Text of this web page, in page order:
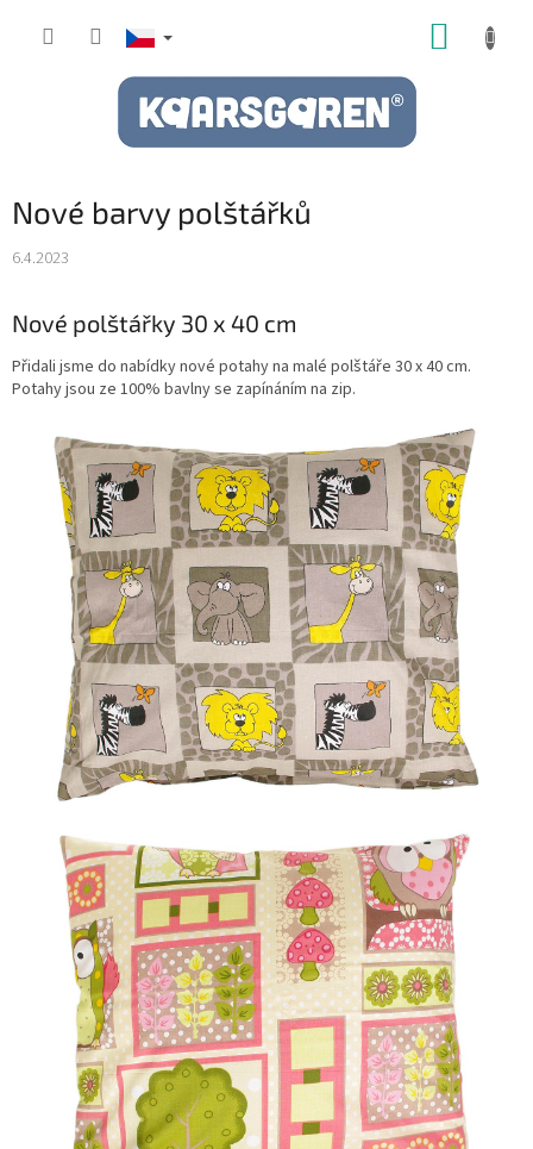
Nové barvy polštářků
6.4.2023
Nové polštářky 30 x 40 cm
Přidali jsme do nabídky nové potahy na malé polštáře 30 x 40 cm.
Potahy jsou ze 100% bavlny se zapínáním na zip.